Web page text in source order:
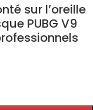
sur l’oreille
PUBG V9